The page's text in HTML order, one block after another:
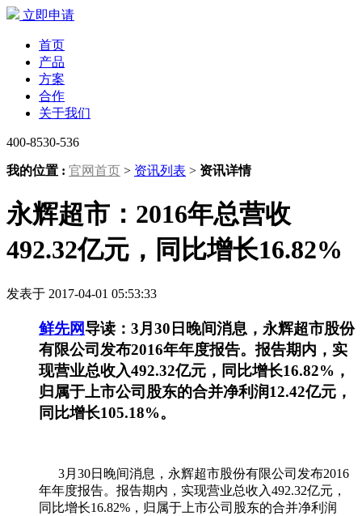
立即申请
首页
产品
方案
合作
关于我们
400-8530-536
我的位置 : 官网首页 > 资讯列表 > 资讯详情
永辉超市：2016年总营收
492.32亿元，同比增长16.82%
发表于 2017-04-01 05:53:33
鲜先网导读：3月30日晚间消息，永辉超市股份
有限公司发布2016年年度报告。报告期内，实
现营业总收入492.32亿元，同比增长16.82%，
归属于上市公司股东的合并净利润12.42亿元，
同比增长105.18%。
3月30日晚间消息，永辉超市股份有限公司发布2016
年年度报告。报告期内，实现营业总收入492.32亿元，
同比增长16.82%，归属于上市公司股东的合并净利润